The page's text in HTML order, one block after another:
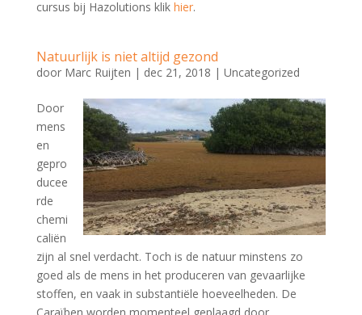
cursus bij Hazolutions klik hier.
Natuurlijk is niet altijd gezond
door Marc Ruijten | dec 21, 2018 | Uncategorized
Door
mens
en
gepro
ducee
rde
chemi
caliën
zijn al snel verdacht. Toch is de natuur minstens zo
goed als de mens in het produceren van gevaarlijke
stoffen, en vaak in substantiële hoeveelheden. De